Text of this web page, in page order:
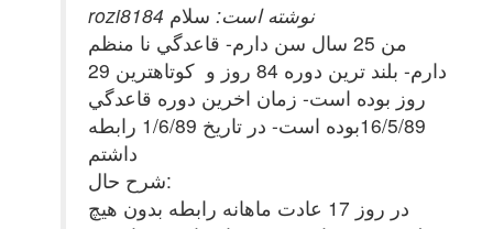
rozi8184 نوشته است: سلام
من 25 سال سن دارم- قاعدگي نا منظم
دارم- بلند ترين دوره 84 روز و كوتاهترين 29
روز بوده است- زمان اخرين دوره قاعدگي
16/5/89بوده است- در تاريخ 1/6/89 رابطه
داشتم
شرح حال:
در روز 17 عادت ماهانه رابطه بدون هيچ